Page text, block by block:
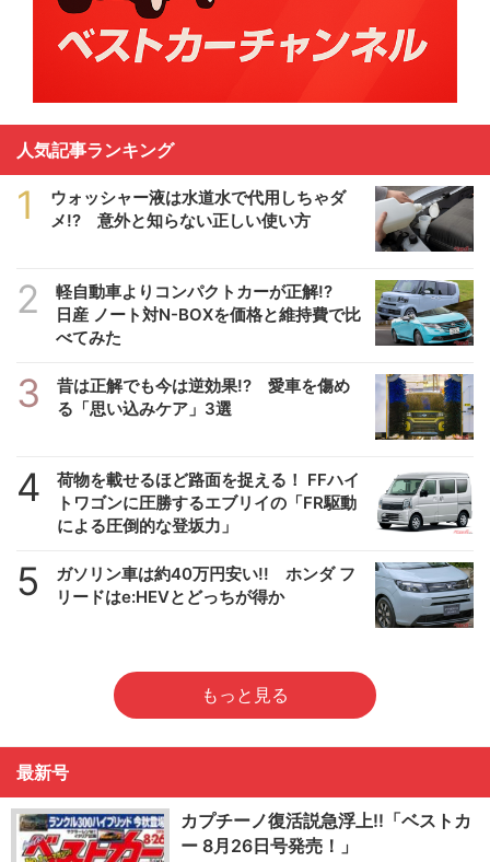
人気記事ランキング
1
ウォッシャー液は水道水で代用しちゃダ
メ!? 意外と知らない正しい使い方
2
軽自動車よりコンパクトカーが正解!?
日産 ノート対N-BOXを価格と維持費で比
べてみた
3
昔は正解でも今は逆効果!? 愛車を傷め
る「思い込みケア」3選
4
荷物を載せるほど路面を捉える！ FFハイ
トワゴンに圧勝するエブリイの「FR駆動
による圧倒的な登坂力」
5
ガソリン車は約40万円安い!! ホンダ フ
リードはe:HEVとどっちが得か
もっと見る
最新号
カプチーノ復活説急浮上!!「ベストカ
ー 8月26日号発売！」